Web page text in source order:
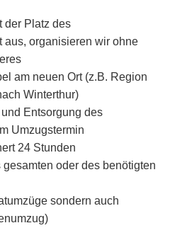
der Platz des
aus, organisieren wir ohne
am neuen Ort (z.B. Region
Winterthur)
Entsorgung des
Umzugstermin
24 Stunden
oder des benötigten
sondern auch